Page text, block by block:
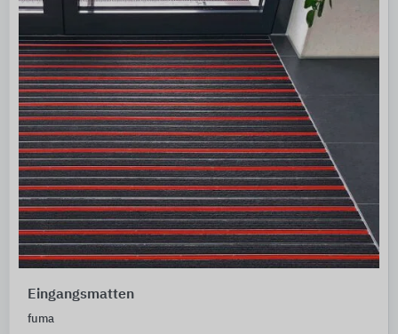
Eingangsmatten
fuma